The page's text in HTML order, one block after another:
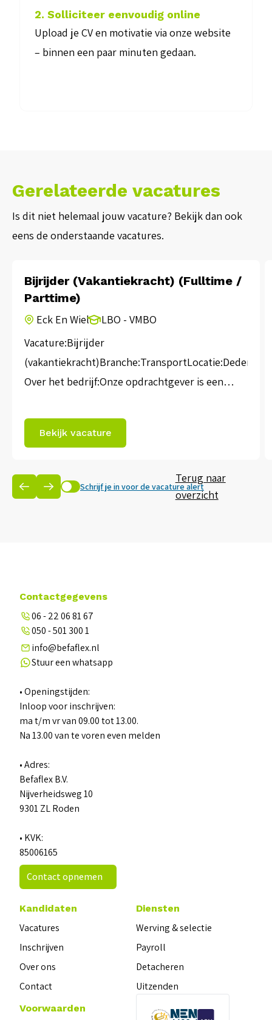
2. Solliciteer eenvoudig online
Upload je CV en motivatie via onze website
– binnen een paar minuten gedaan.
Gerelateerde vacatures
Is dit niet helemaal jouw vacature? Bekijk dan ook
eens de onderstaande vacatures.
Bijrijder (Vakantiekracht) (Fulltime /
Parttime)
Eck En Wiel
LBO - VMBO
Vacature:Bijrijder
Over het bedrijf:Onze opdrachtgever is een
transport in binnen- en buitenland, opslag
(warehousing), internationaal vervoer
maat. Ze hebben ook een eigen IT-platform en
zetten sterk in op duurzaamheid met
Bekijk vacature
Schrijf je in voor de vacature alert
Terug naar
overzicht
Contactgegevens
06 - 22 06 81 67
050 - 501 300 1
info@befaflex.nl
Stuur een whatsapp
• Openingstijden:
Inloop voor inschrijven:
ma t/m vr van 09.00 tot 13.00.
Na 13.00 van te voren even melden
• Adres:
Befaflex B.V.
Nijverheidsweg 10
9301 ZL Roden
• KVK:
85006165
Contact opnemen
Kandidaten
Vacatures
Inschrijven
Over ons
Contact
Diensten
Werving & selectie
Payroll
Detacheren
Uitzenden
Voorwaarden